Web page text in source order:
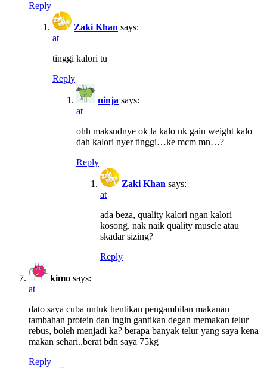
Reply
Zaki Khan says:
at
tinggi kalori tu
Reply
ninja says:
at
ohh maksudnye ok la kalo nk gain weight kalo
dah kalori nyer tinggi…ke mcm mn…?
Reply
Zaki Khan says:
at
ada beza, quality kalori ngan kalori
kosong. nak naik quality muscle atau
skadar sizing?
Reply
kimo says:
at
dato saya cuba untuk hentikan pengambilan makanan
tambahan protein dan ingin gantikan degan memakan telur
rebus, boleh menjadi ka? berapa banyak telur yang saya kena
makan sehari..berat bdn saya 75kg
Reply